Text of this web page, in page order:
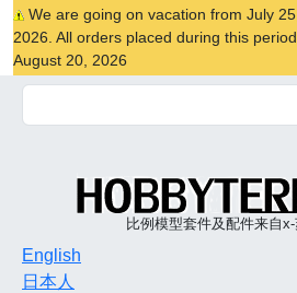
We are going on vacation from July
2026. All orders placed during this
August 20, 2026
比例模型套件及配件来自
English
日本人